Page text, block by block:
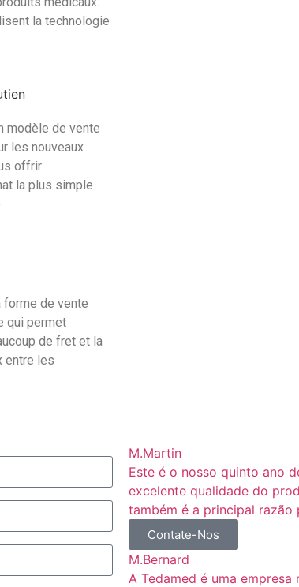
la technologie
modèle de vente
les nouveaux
offrir
la plus simple
forme de vente
qui permet
de fret et la
entre les
M.Martin
Este é o nosso quinto ano
excelente qualidade do
também é a principal razão
Contate-Nos
M.Bernard
A Tedamed é uma